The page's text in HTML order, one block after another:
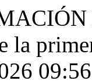
la
09:56